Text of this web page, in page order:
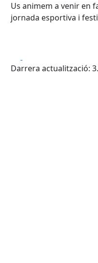
Us animem a venir en
jornada esportiva i
Darrera actualització: